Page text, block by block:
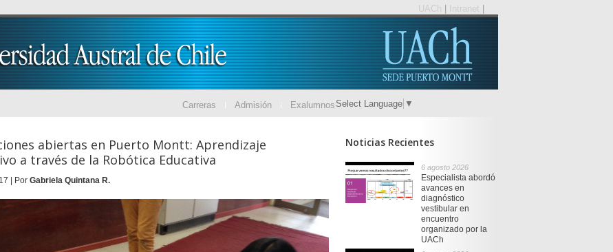
UACh Intranet
Carreras Admisión Exalumnos Select Language ▼
abiertas en Puerto Montt: Aprendizaje
a través de la Robótica Educativa
| Por Gabriela Quintana R.
Noticias Recientes
6 agosto 2026
Especialista abordó
avances en
diagnóstico
vestibular en
encuentro
organizado por la
UACh